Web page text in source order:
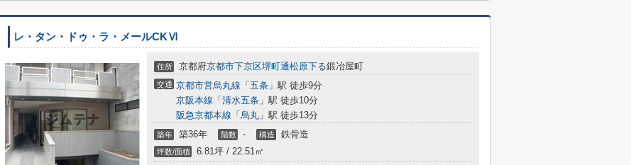
レ・タン・ドゥ・ラ・メールCKⅥ
住所 京都府京都市下京区堺町通松原下る鍛冶屋町
交通 京都市営烏丸線 「 五条 」駅 徒歩9分
京阪本線 「 清水五条 」駅 徒歩10分
阪急京都本線 「 烏丸 」駅 徒歩13分
築年 築36年 階数 - 構造 鉄骨造
坪数/面積 6.81坪 / 22.51㎡